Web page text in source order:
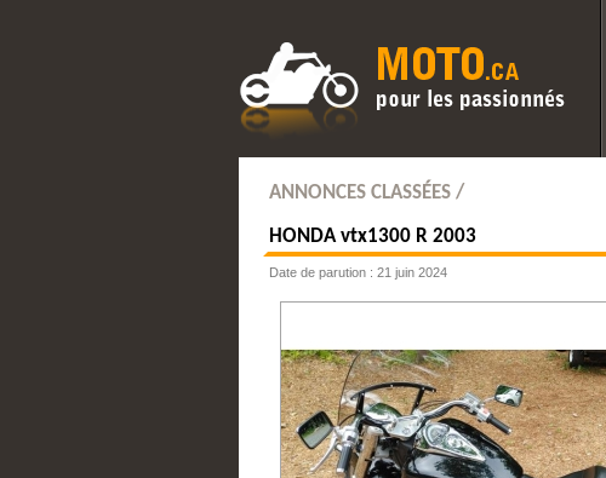
ANNONCES CLASSÉES /
HONDAvtx1300 R 2003
Date de parution : 21 juin 2024